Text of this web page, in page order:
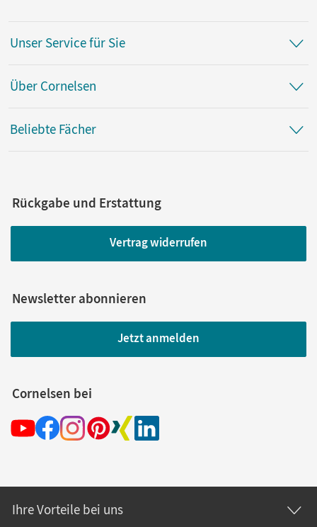
Unser Service für Sie
Über Cornelsen
Beliebte Fächer
Rückgabe und Erstattung
Vertrag widerrufen
Newsletter abonnieren
Jetzt anmelden
Cornelsen bei
Ihre Vorteile bei uns